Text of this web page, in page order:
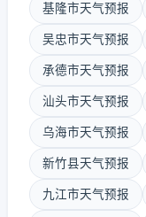
基隆市天气预报
吴忠市天气预报
承德市天气预报
汕头市天气预报
乌海市天气预报
新竹县天气预报
九江市天气预报